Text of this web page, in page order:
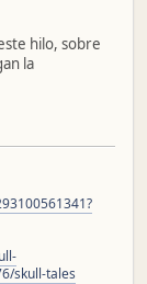
hilo, sobre
la
skull-tales